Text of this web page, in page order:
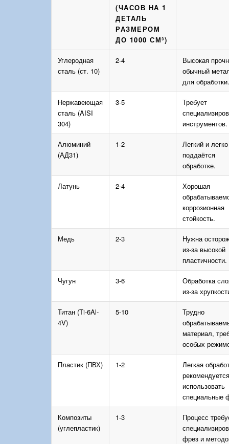
(ЧАСОВ НА 1
ДЕТАЛЬ
РАЗМЕРОМ
ДО 1000 СМ³)
Углеродная
сталь (ст. 10)
2-4
Высокая
обычный
для обработки.
Нержавеющая
сталь (AISI
304)
3-5
Требует
инструментов.
Алюминий
(АД31)
1-2
Легкий и легко
поддаётся
обработке.
Латунь 2-4
Хорошая
коррозионная
стойкость.
Медь 2-3
Нужна
из-за высокой
пластичности.
Чугун 3-6
Обработка
из-за
Титан (Ti-6Al-
4V)
5-10
Трудно
материал,
особых
Пластик (ПВХ) 1-2
Легкая
рекомендуется
использовать
специальные
Композиты
(углепластик)
1-3
Процесс
фрез и